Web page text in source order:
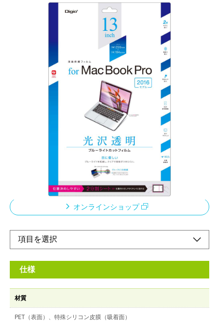
2016新型MacBookProに合わせた13インチ対応フィ
光沢透明ブルーライトカットフィルム
フィルムを貼った後、特殊シリコン層吸着部が時間経過とともに
気泡を分散し目立たなくなります。※気泡サイズにより消えない
オンラインショップ
仕様
材質
PET（表面）、特殊シリコン皮膜（吸着面）